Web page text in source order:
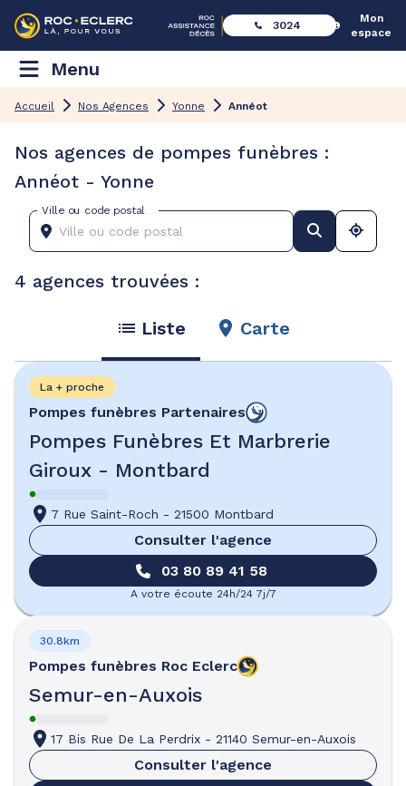
3024
Mon
espace
Menu
Accueil Nos Agences Yonne Annéot
Nos agences de pompes funèbres :
Annéot - Yonne
Ville ou code postal
4 agences trouvées :
Liste Carte
Pompes funèbres Partenaires
Pompes Funèbres Et Marbrerie
Giroux - Montbard
La + proche
7 Rue Saint-Roch - 21500 Montbard
Consulter l'agence
03 80 89 41 58
A votre écoute 24h/24 7j/7
Pompes funèbres Roc Eclerc
Semur-en-Auxois
30.8km
17 Bis Rue De La Perdrix - 21140 Semur-en-Auxois
Consulter l'agence